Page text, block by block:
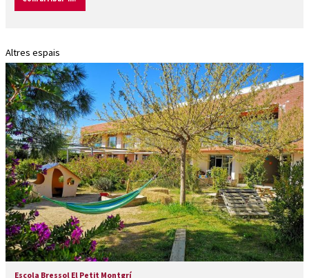
Altres espais
Escola Bressol El Petit Montgrí